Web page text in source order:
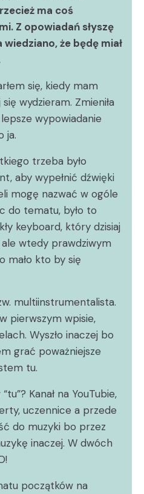
ma coś
Z opowiadań słyszę
że będę miał
się, kiedy mam
wydzieram. Zmieniła
wypowiadanie
ja.
trzeba było
aby wypełnić dźwięki
mogę nazwać w ogóle
do tematu, było to
keyboard, który dzisiaj
wtedy prawdziwym
mało kto by się
multiinstrumentalista.
pierwszym wpisie,
Wyszło inaczej bo
grać poważniejsze
tu.
Kanał na YouTubie,
uczennice a przede
do muzyki bo przez
inaczej. W dwóch
początków na